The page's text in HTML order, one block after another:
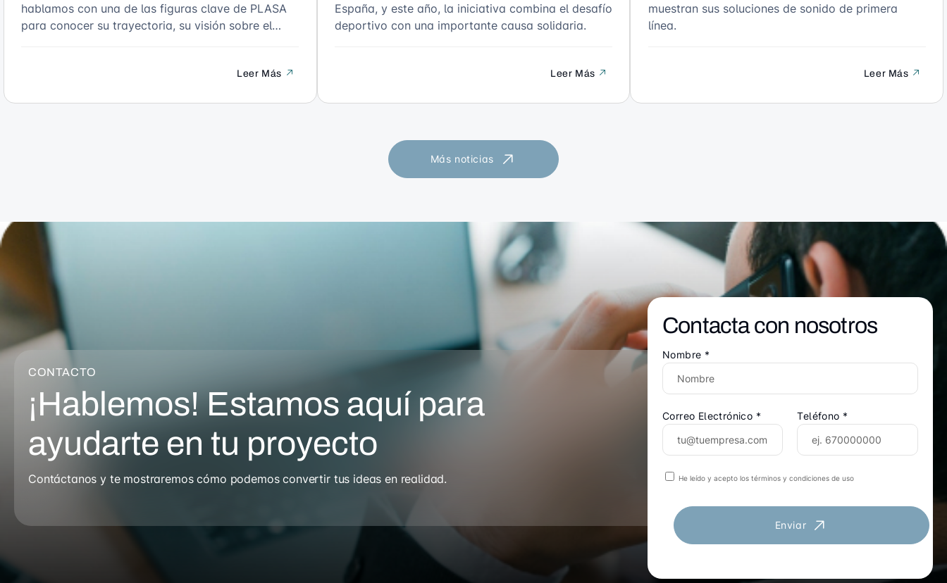
Internacional de la Mujer
hablamos con una de las figuras clave de PLASA
para conocer su trayectoria, su visión sobre el
generaciones. Una conversación inspiradora que
Leer Más
España, y este año, la iniciativa combina el desafío
deportivo con una importante causa solidaria.
Leer Más
muestran sus soluciones de sonido de primera
línea.
Leer Más
Más noticias
CONTACTO
¡Hablemos! Estamos aquí para
ayudarte en tu proyecto
Contáctanos y te mostraremos cómo podemos convertir tus ideas en realidad.
Contacta con nosotros
Nombre *
Correo Electrónico * Teléfono *
He leído y acepto los términos y condiciones de uso
Enviar